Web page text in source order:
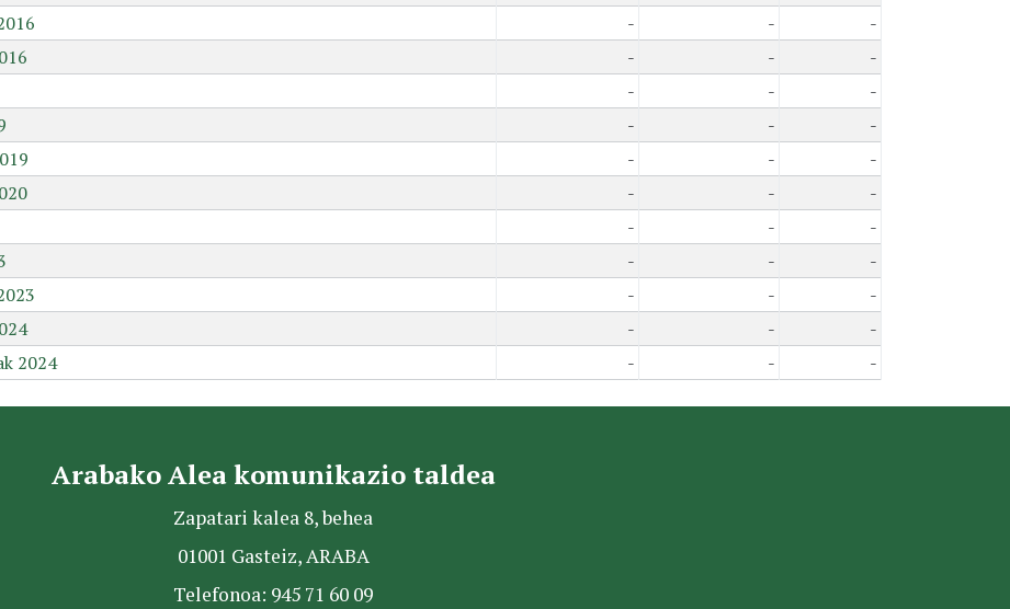
- -
-
- -
-
- -
-
- -
-
- -
-
- -
-
- -
-
- -
-
- -
-
- -
-
2024
- - -
Arabako Alea komunikazio taldea
Zapatari kalea 8, behea
01001 Gasteiz, ARABA
Telefonoa: 945 71 60 09